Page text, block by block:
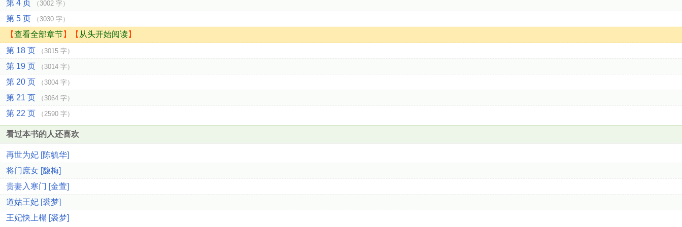
第 4 页 （3002 字）
第 5 页 （3030 字）
【查看全部章节】【 从头开始阅读】
第 18 页
（3015 字）
第 19 页 （3014 字）
第 20 页 （3004 字）
第 21 页 （3064 字）
第 22 页 （2590 字）
看过本书的人还喜欢
再世为妃 [陈毓华]
将门庶女 [馥梅]
贵妻入寒门 [金萱]
道姑王妃 [裘梦]
王妃快上榻 [裘梦]